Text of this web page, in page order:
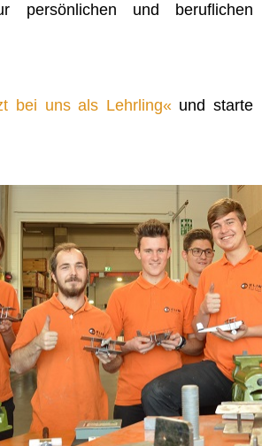
persönlichen und beruflichen
bei uns als Lehrling und starte